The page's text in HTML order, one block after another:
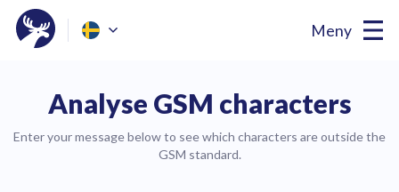
Meny
Analyse GSM characters
Enter your message below to see which characters are outside the
GSM standard.